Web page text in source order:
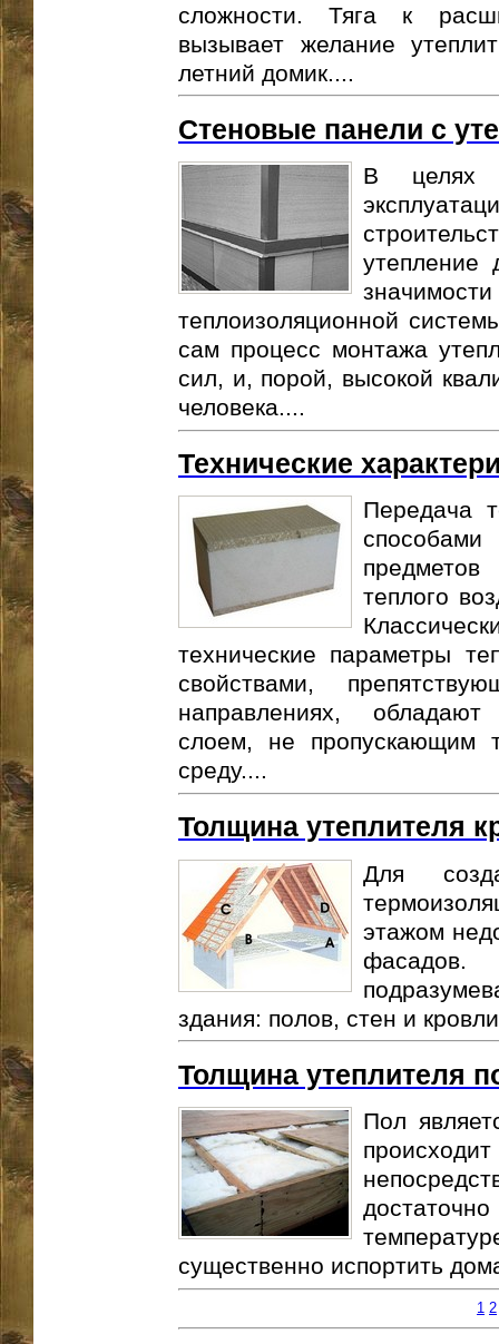
сложности. Тяга к
вызывает желание
летний домик....
Стеновые панели с
В целях
утепление
теплоизоляционной
сам процесс монтажа
сил, и, порой, высокой
человека....
Технические
Передача
теплого
технические параметры
свойствами,
направлениях,
слоем, не пропускающим
среду....
Толщина утеплителя
Для
этажом
здания: полов, стен и
Толщина утеплителя
Пол
существенно испортить
1 2